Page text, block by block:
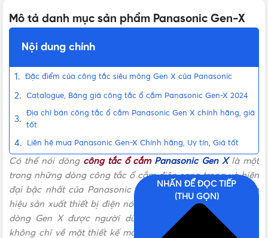
Mô tả danh mục sản phẩm Panasonic Gen-X
Nội dung chính
Đặc điểm của công tắc siêu mỏng Gen X của Panasonic
Catalogue, Bảng giá công tắc ổ cắm Panasonic Gen-X 2024
Địa chỉ bán công tắc ổ cắm Panasonic Gen X chính hãng, giá
tốt
Liên hệ mua Panasonic Gen-X Chính hãng, Uy tín, Giá tốt
Có thể nói dòng công tắc ổ cắm Panasonic Gen Xlà một
trong những dòng công tắc ổ cắm điện sang trọng và hiện
đại bậc nhất của Panasonic nói riêng và của các thương
hiệu sản xuất thiết bị điện nói chung. Các sản phẩm thuộc
dòng Gen X được người dùng ưa chuộng và ấn tượng
không chỉ về mặt thiết kế mà còn thỏa mãn với các công
NHẤN ĐỂ ĐỌC TIẾP
(THU GỌN)